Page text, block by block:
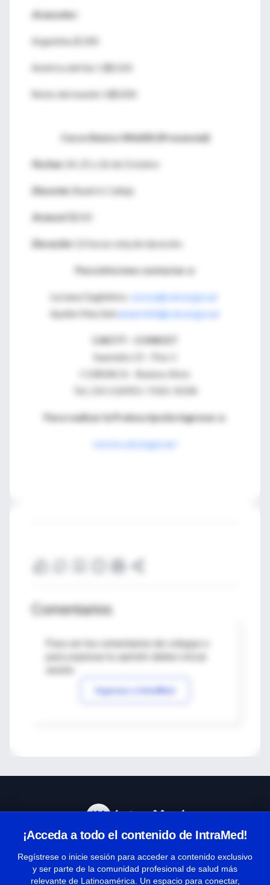
Aranceles:
Argentina $ 200
América del Sur U$S120
Resto del mundo U$S200
Curso Básico WinISIS (Presencial)
Fechas: 24, 25 y 26 de Octubre
Docente: Beatriz Calleja
Arancel: $150
Duración: 12 horas reloj de duración.
Para informes contactar a:
Luciana Guglielmo:
cursos@caicyt.gov.ar
Ayelén Marchiniamarchini@caicyt.gov.ar
CAICYT - CONICET
Saavedra 15 - Piso 1
C1083ACA - Buenos Aires
Tel.: (54 11)4951-7310 / 8334
Para realizar la Preinscripción ingresar a:
cursos.caicyt.gov.ar/
Comentarios
Para ver los comentarios de colegas o
Ingresar a IntraMed
¡Acceda a todo el contenido de IntraMed!
Regístrese o inicie sesión para acceder a contenido exclusivo
y ser parte de la comunidad profesional de salud más
relevante de Latinoamérica. Un espacio para conectar,